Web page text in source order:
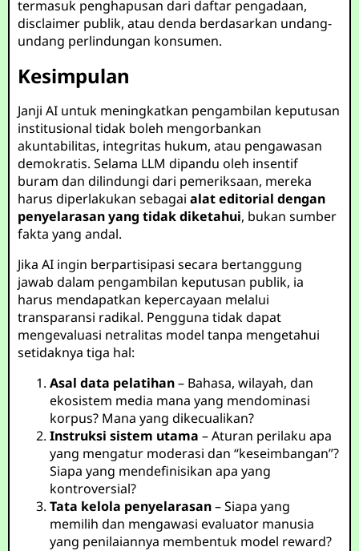
termasuk penghapusan dari daftar pengadaan,
disclaimer publik, atau denda berdasarkan undang-
undang perlindungan konsumen.
Kesimpulan
Janji AI untuk meningkatkan pengambilan keputusan
institusional tidak boleh mengorbankan
akuntabilitas, integritas hukum, atau pengawasan
demokratis. Selama LLM dipandu oleh insentif
buram dan dilindungi dari pemeriksaan, mereka
harus diperlakukan sebagaialat editorial dengan
penyelarasan yang tidak diketahui, bukan sumber
fakta yang andal.
Jika AI ingin berpartisipasi secara bertanggung
jawab dalam pengambilan keputusan publik, ia
harus mendapatkan kepercayaan melalui
transparansi radikal. Pengguna tidak dapat
mengevaluasi netralitas model tanpa mengetahui
setidaknya tiga hal:
Asal data pelatihan– Bahasa, wilayah, dan
ekosistem media mana yang mendominasi
korpus? Mana yang dikecualikan?
Instruksi sistem utama – Aturan perilaku apa
yang mengatur moderasi dan “keseimbangan”?
Siapa yang mendefinisikan apa yang
kontroversial?
Tata kelola penyelarasan– Siapa yang
memilih dan mengawasi evaluator manusia
yang penilaiannya membentuk model reward?